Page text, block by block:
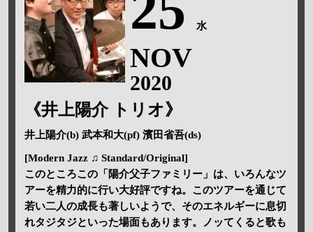
水
NOV
2020
《井上陽介 トリオ》
井上陽介(b) 武本和大(pf) 濱田省吾(ds)
[Modern Jazz ♫ Standard/Original]
このところこの「陽介父子ファミリー」は、いろんなツ
アーを精力的に行い大好評ですね。このツアーを通じて
若い二人の成長も著しいようで、そのエネルギーに息切
れタジタジといった場面もあります。ノッてくると歌も